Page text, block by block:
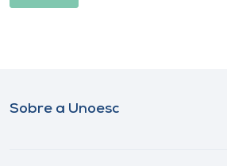
Sobre a Unoesc